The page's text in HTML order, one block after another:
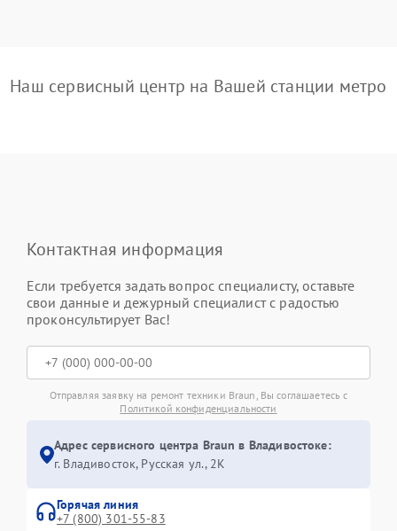
Наш сервисный центр на Вашей станции метро
Контактная информация
Если требуется задать вопрос специалисту, оставьте
свои данные и дежурный специалист с радостью
проконсультирует Вас!
Отправляя заявку на ремонт техники Braun, Вы соглашаетесь с
Политикой конфиденциальности
Адрес сервисного центра Braun в Владивостоке:
г. Владивосток, Русская ул., 2К
Горячая линия
+7 (800) 301-55-83